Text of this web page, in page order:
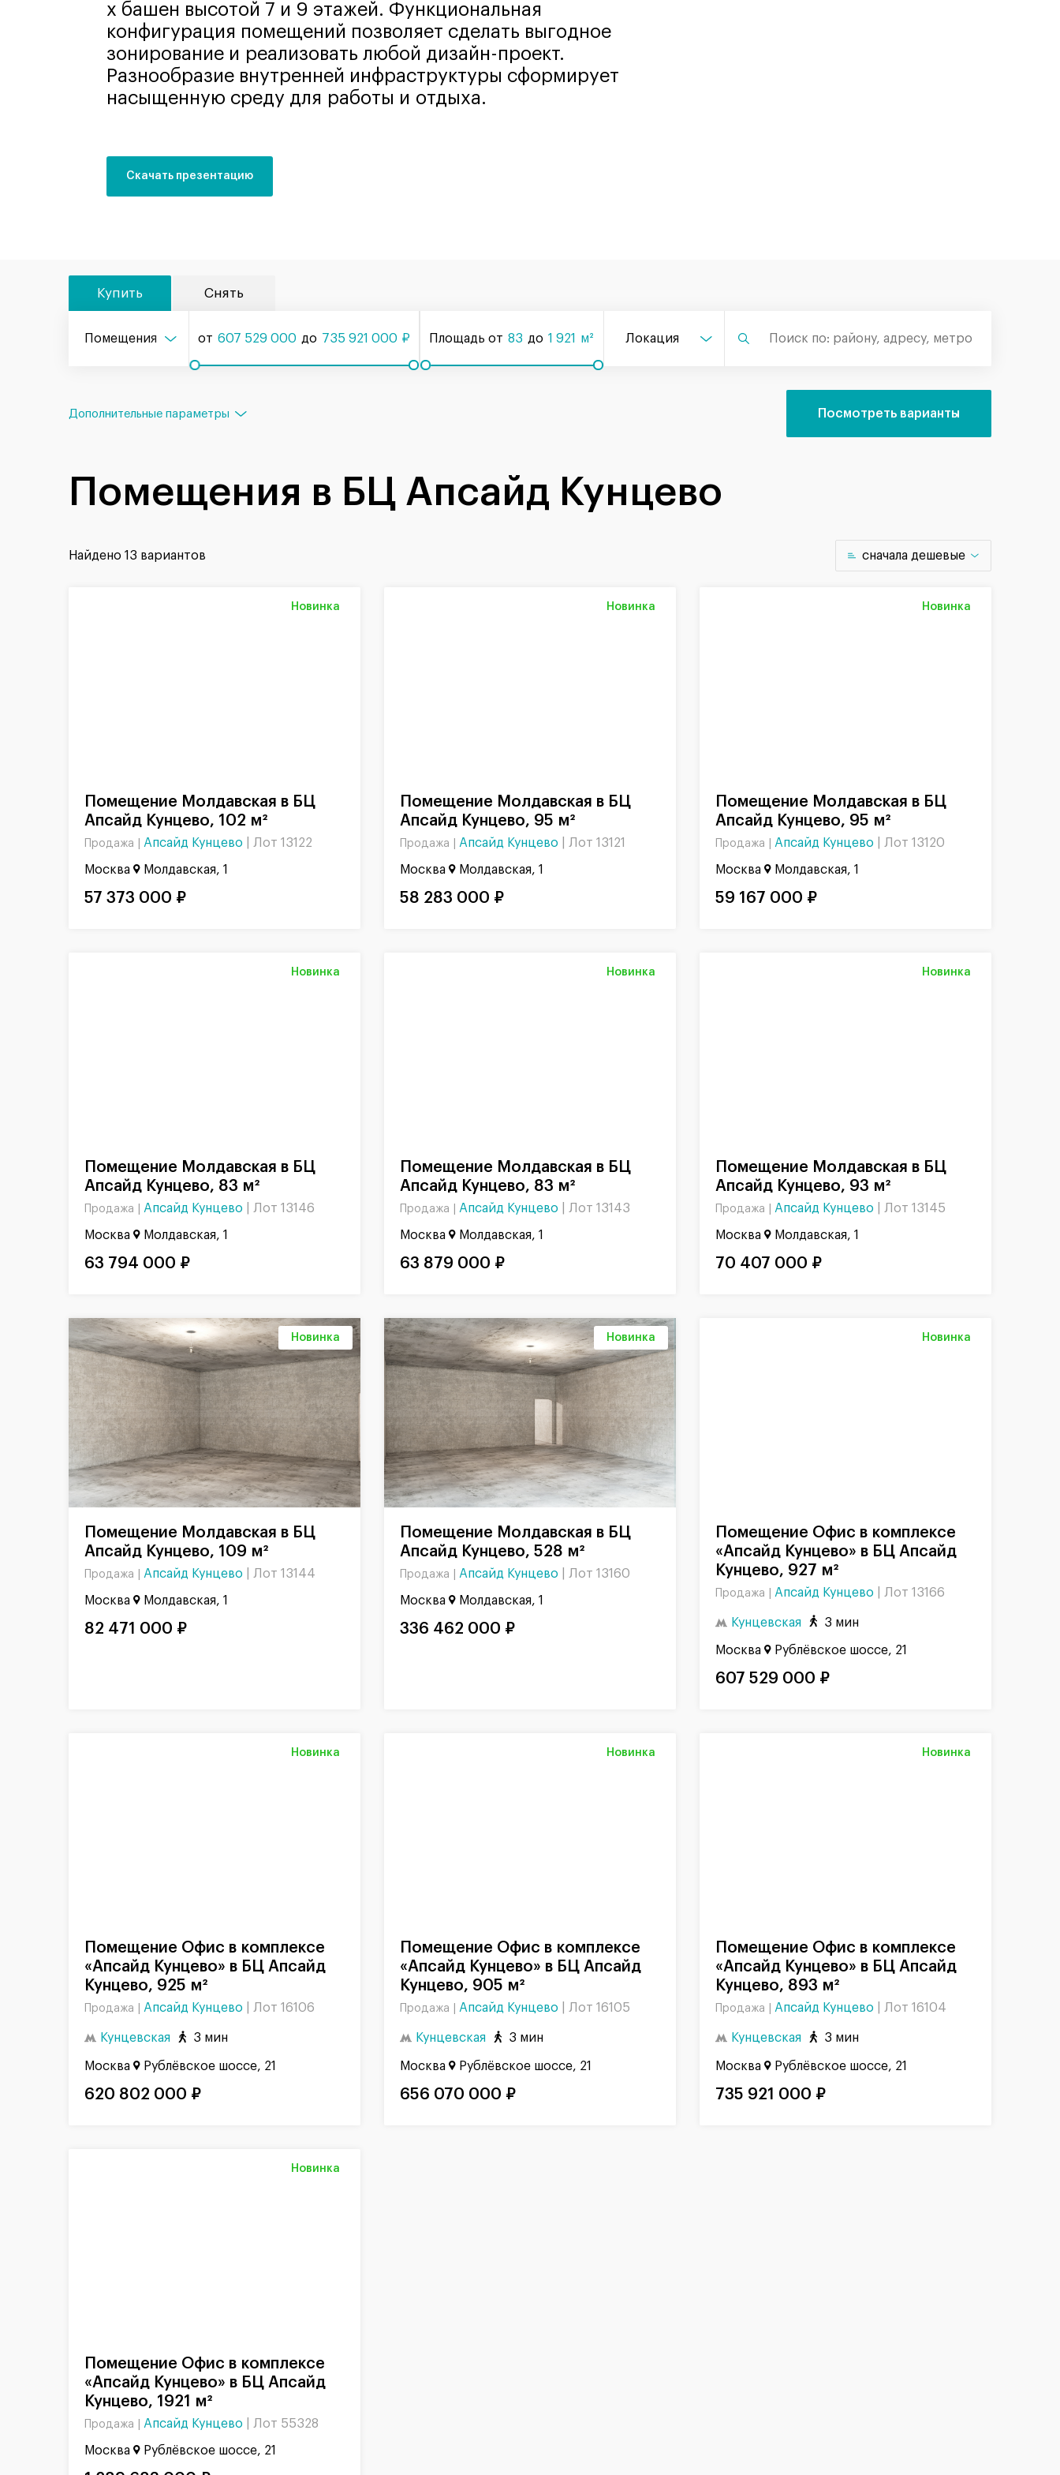
х башен высотой 7 и 9 этажей. Функциональная
конфигурация помещений позволяет сделать выгодное
зонирование и реализовать любой дизайн-проект.
Разнообразие внутренней инфраструктуры сформирует
насыщенную среду для работы и отдыха.
Скачать презентацию
Купить Снять
Помещения от 607 529 000 до 735 921 000 ₽ Площадь от 83 до 1 921 м² Локация
Дополнительные параметры Посмотреть варианты
Помещения в БЦ Апсайд Кунцево
Найдено 13 вариантов cначала дешевые
Новинка
Апсайд Кунцево, 102 м²
Продажа | Апсайд Кунцево Лот 13122
Москва Молдавская, 1
57 373 000 ₽
Новинка
Апсайд Кунцево, 95 м²
Продажа | Апсайд Кунцево Лот 13121
Москва Молдавская, 1
58 283 000 ₽
Новинка
Апсайд Кунцево, 95 м²
Продажа | Апсайд Кунцево Лот 13120
Москва Молдавская, 1
59 167 000 ₽
Новинка
Апсайд Кунцево, 83 м²
Продажа | Апсайд Кунцево Лот 13146
Москва Молдавская, 1
63 794 000 ₽
Новинка
Апсайд Кунцево, 83 м²
Продажа | Апсайд Кунцево Лот 13143
Москва Молдавская, 1
63 879 000 ₽
Новинка
Апсайд Кунцево, 93 м²
Продажа | Апсайд Кунцево Лот 13145
Москва Молдавская, 1
70 407 000 ₽
Новинка
Апсайд Кунцево, 109 м²
Продажа | Апсайд Кунцево Лот 13144
Москва Молдавская, 1
82 471 000 ₽
Новинка
Апсайд Кунцево, 528 м²
Продажа | Апсайд Кунцево Лот 13160
Москва Молдавская, 1
336 462 000 ₽
Новинка
«Апсайд Кунцево» в БЦ Апсайд
Кунцево, 927 м²
Продажа | Апсайд Кунцево Лот 13166
Кунцевская 3 мин
Москва Рублёвское шоссе, 21
607 529 000 ₽
Новинка
«Апсайд Кунцево» в БЦ Апсайд
Кунцево, 925 м²
Продажа | Апсайд Кунцево Лот 16106
Кунцевская 3 мин
Москва Рублёвское шоссе, 21
620 802 000 ₽
Новинка
«Апсайд Кунцево» в БЦ Апсайд
Кунцево, 905 м²
Продажа | Апсайд Кунцево Лот 16105
Кунцевская 3 мин
Москва Рублёвское шоссе, 21
656 070 000 ₽
Новинка
«Апсайд Кунцево» в БЦ Апсайд
Кунцево, 893 м²
Продажа | Апсайд Кунцево Лот 16104
Кунцевская 3 мин
Москва Рублёвское шоссе, 21
735 921 000 ₽
Новинка
Помещение Офис в комплексе
«Апсайд Кунцево» в БЦ Апсайд
Кунцево, 1921 м²
Продажа | Апсайд Кунцево Лот 55328
Москва Рублёвское шоссе, 21